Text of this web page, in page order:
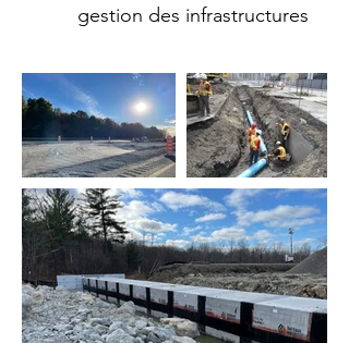
gestion des infrastructures